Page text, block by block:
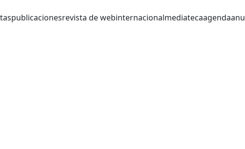
publicacionesrevista de webinternacionalmediatecaagenda